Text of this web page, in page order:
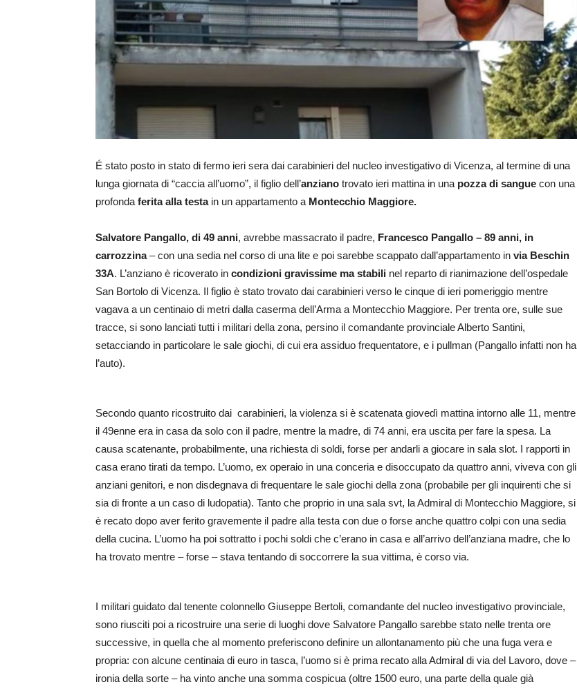
É stato posto in stato di fermo ieri sera dai carabinieri del nucleo investigativo di Vicenza, al termine di una
lunga giornata di “caccia all’uomo”, il figlio dell’anziano trovato ieri mattina in una pozza di sangue con una
profonda ferita alla testain un appartamento a Montecchio Maggiore.
Salvatore Pangallo, di 49 anni, avrebbe massacrato il padre, Francesco Pangallo – 89 anni, in
carrozzina– con una sedia nel corso di una lite e poi sarebbe scappato dall’appartamento in via Beschin
33A. L’anziano è ricoverato in condizioni gravissime ma stabili nel reparto di rianimazione dell’ospedale
San Bortolo di Vicenza. Il figlio è stato trovato dai carabinieri verso le cinque di ieri pomeriggio mentre
vagava a un centinaio di metri dalla caserma dell’Arma a Montecchio Maggiore. Per trenta ore, sulle sue
tracce, si sono lanciati tutti i militari della zona, persino il comandante provinciale Alberto Santini,
setacciando in particolare le sale giochi, di cui era assiduo frequentatore, e i pullman (Pangallo infatti non ha
l’auto).
Secondo quanto ricostruito dai carabinieri, la violenza si è scatenata giovedì mattina intorno alle 11, mentre
il 49enne era in casa da solo con il padre, mentre la madre, di 74 anni, era uscita per fare la spesa. La
causa scatenante, probabilmente, una richiesta di soldi, forse per andarli a giocare in sala slot. I rapporti in
casa erano tirati da tempo. L’uomo, ex operaio in una conceria e disoccupato da quattro anni, viveva con gli
anziani genitori, e non disdegnava di frequentare le sale giochi della zona (probabile per gli inquirenti che si
sia di fronte a un caso di ludopatia). Tanto che proprio in una sala svt, la Admiral di Montecchio Maggiore, si
è recato dopo aver ferito gravemente il padre alla testa con due o forse anche quattro colpi con una sedia
della cucina. L’uomo ha poi sottratto i pochi soldi che c’erano in casa e all’arrivo dell’anziana madre, che lo
ha trovato mentre – forse – stava tentando di soccorrere la sua vittima, è corso via.
I militari guidato dal tenente colonnello Giuseppe Bertoli, comandante del nucleo investigativo provinciale,
sono riusciti poi a ricostruire una serie di luoghi dove Salvatore Pangallo sarebbe stato nelle trenta ore
successive, in quella che al momento preferiscono definire un allontanamento più che una fuga vera e
propria: con alcune centinaia di euro in tasca, l’uomo si è prima recato alla Admiral di via del Lavoro, dove –
ironia della sorte – ha vinto anche una somma cospicua (oltre 1500 euro, una parte della quale già